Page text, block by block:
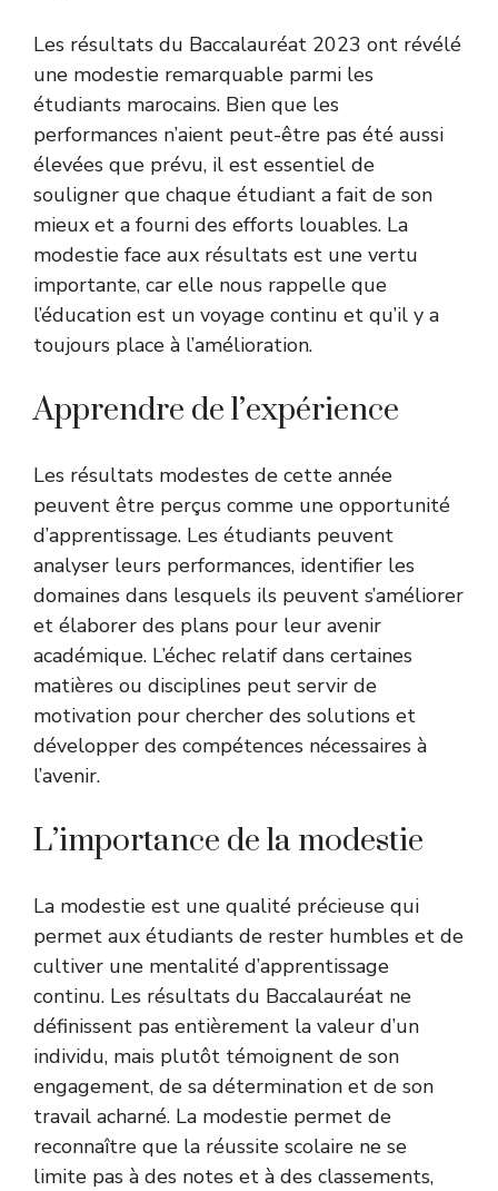
Les résultats du Baccalauréat 2023 ont révélé
une modestie remarquable parmi les
étudiants marocains. Bien que les
performances n’aient peut-être pas été aussi
élevées que prévu, il est essentiel de
souligner que chaque étudiant a fait de son
mieux et a fourni des efforts louables. La
modestie face aux résultats est une vertu
importante, car elle nous rappelle que
l’éducation est un voyage continu et qu’il y a
toujours place à l’amélioration.
Apprendre de l’expérience
Les résultats modestes de cette année
peuvent être perçus comme une opportunité
d’apprentissage. Les étudiants peuvent
analyser leurs performances, identifier les
domaines dans lesquels ils peuvent s’améliorer
et élaborer des plans pour leur avenir
académique. L’échec relatif dans certaines
matières ou disciplines peut servir de
motivation pour chercher des solutions et
développer des compétences nécessaires à
l’avenir.
L’importance de la modestie
La modestie est une qualité précieuse qui
permet aux étudiants de rester humbles et de
cultiver une mentalité d’apprentissage
continu. Les résultats du Baccalauréat ne
définissent pas entièrement la valeur d’un
individu, mais plutôt témoignent de son
engagement, de sa détermination et de son
travail acharné. La modestie permet de
reconnaître que la réussite scolaire ne se
limite pas à des notes et à des classements,